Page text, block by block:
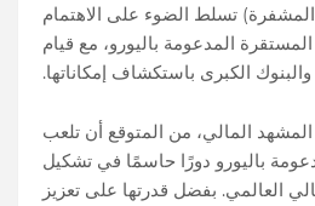
المشفرة) تسلط الضوء على الاهتمام
المستقرة المدعومة باليورو، مع قيام
الكبرى باستكشاف إمكاناتها.
المالي، من المتوقع أن تلعب
باليورو دورًا حاسمًا في تشكيل
العالمي. بفضل قدرتها على تعزيز